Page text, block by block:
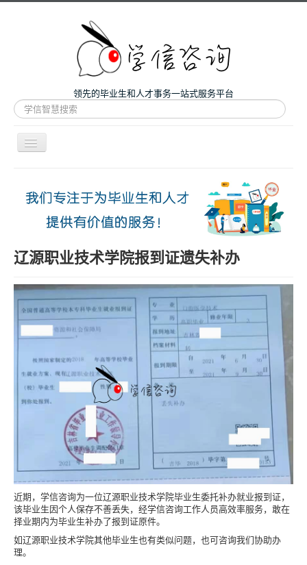
领先的毕业生和人才事务一站式服务平台
站
内
搜
导
航
微咨询
人才服务
留学和考研
案例
关于我们
辽源职业技术学院报到证遗失补办
近期，学信咨询为一位辽源职业技术学院毕业生委托补办就业报到证，
该毕业生因个人保存不善丢失，经学信咨询工作人员高效率服务，敢在
择业期内为毕业生补办了报到证原件。
如辽源职业技术学院其他毕业生也有类似问题，也可咨询我们协助办
理。